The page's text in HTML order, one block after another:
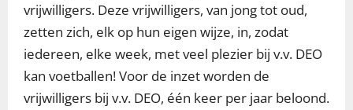
vrijwilligers. Deze vrijwilligers, van jong tot oud,
zetten zich, elk op hun eigen wijze, in, zodat
iedereen, elke week, met veel plezier bij v.v. DEO
kan voetballen! Voor de inzet worden de
vrijwilligers bij v.v. DEO, één keer per jaar beloond.